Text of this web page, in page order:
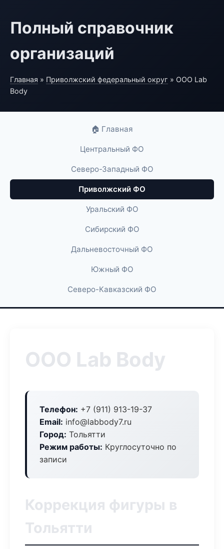
Полный справочник
организаций
Главная » Приволжский федеральный округ » ООО Lab
Body
🏠 Главная
Центральный ФО
Северо-Западный ФО
Приволжский ФО
Уральский ФО
Сибирский ФО
Дальневосточный ФО
Южный ФО
Северо-Кавказский ФО
ООО Lab Body
Телефон: +7 (911) 913-19-37
Email: info@labbody7.ru
Город: Тольятти
Режим работы: Круглосуточно по
записи
Коррекция фигуры в
Тольятти